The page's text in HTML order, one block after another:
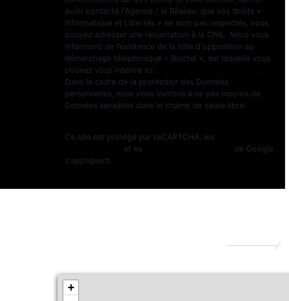
avoir contacté l'Agence / le Réseau, que vos droits «
Informatique et Libertés » ne sont pas respectés, vous
pouvez adresser une réclamation à la CNIL. Nous vous
informons de l’existence de la liste d'opposition au
démarchage téléphonique « Bloctel », sur laquelle vous
pouvez vous inscrire ici :
.
Dans le cadre de la protection des Données
personnelles, nous vous invitons à ne pas inscrire de
Données sensibles dans le champ de saisie libre.
Ce site est protégé par reCAPTCHA, les
et es
de Google
s'appliquent.
+